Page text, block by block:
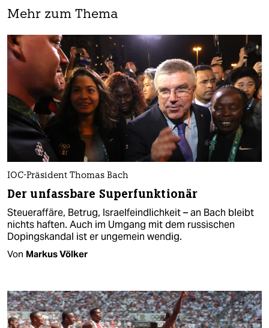
Mehr zum Thema
IOC-Präsident Thomas Bach
Der unfassbare Superfunktionär
Steueraffäre, Betrug, Israelfeindlichkeit – an Bach bleibt
nichts haften. Auch im Umgang mit dem russischen
Dopingskandal ist er ungemein wendig.
Von Markus Völker